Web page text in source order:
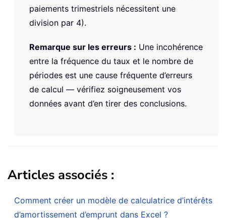
paiements trimestriels nécessitent une
division par 4).
Remarque sur les erreurs : Une incohérence
entre la fréquence du taux et le nombre de
périodes est une cause fréquente d’erreurs
de calcul — vérifiez soigneusement vos
données avant d’en tirer des conclusions.
Articles associés :
Comment créer un modèle de calculatrice d’intérêts
d’amortissement d’emprunt dans Excel ?